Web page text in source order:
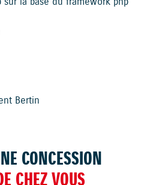
Bertin
CONCESSION